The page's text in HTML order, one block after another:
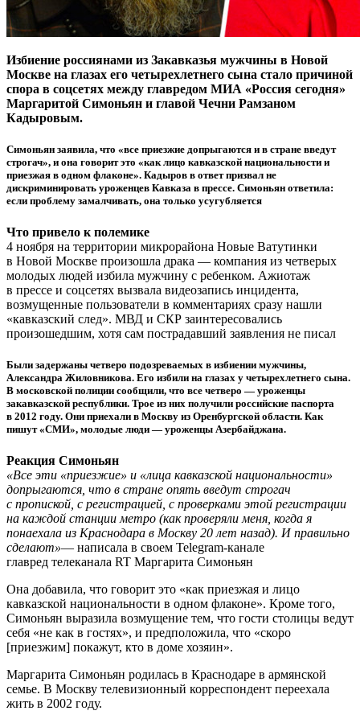
Избиение россиянами из Закавказья мужчины в Новой
Москве на глазах его четырехлетнего сына стало причиной
спора в соцсетях между главредом МИА «Россия сегодня»
Маргаритой Симоньян и главой Чечни Рамзаном
Кадыровым.
Симоньян заявила, что «все приезжие допрыгаются и в стране введут
строгач», и она говорит это «как лицо кавказской национальности и
приезжая в одном флаконе». Кадыров в ответ призвал не
дискриминировать уроженцев Кавказа в прессе. Симоньян ответила:
если проблему замалчивать, она только усугубляется
Что привело к полемике
4 ноября на территории микрорайона Новые Ватутинки
в Новой Москве произошла драка — компания из четверых
молодых людей избила мужчину с ребенком. Ажиотаж
в прессе и соцсетях вызвала видеозапись инцидента,
возмущенные пользователи в комментариях сразу нашли
«кавказский след». МВД и СКР заинтересовались
произошедшим, хотя сам пострадавший заявления не писал
Были задержаны четверо подозреваемых в избиении мужчины,
Александра Жиловникова. Его избили на глазах у четырехлетнего сына.
В московской полиции сообщили, что все четверо — уроженцы
закавказской республики. Трое из них получили российские паспорта
в 2012 году. Они приехали в Москву из Оренбургской области. Как
пишут «СМИ», молодые люди — уроженцы Азербайджана.
Реакция Симоньян
«Все эти «приезжие» и «лица кавказской национальности»
допрыгаются, что в стране опять введут строгач
с пропиской, с регистрацией, с проверками этой регистрации
на каждой станции метро (как проверяли меня, когда я
понаехала из Краснодара в Москву 20 лет назад). И правильно
сделают»— написала в своем Telegram-канале
главред телеканала RT Маргарита Симоньян
Она добавила, что говорит это «как приезжая и лицо
кавказской национальности в одном флаконе». Кроме того,
Симоньян выразила возмущение тем, что гости столицы ведут
себя «не как в гостях», и предположила, что «скоро
[приезжим] покажут, кто в доме хозяин».
Маргарита Симоньян родилась в Краснодаре в армянской
семье. В Москву телевизионный корреспондент переехала
жить в 2002 году.